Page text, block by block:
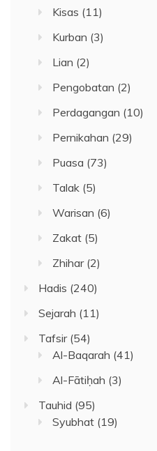
Kisas (11)
Kurban (3)
Lian (2)
Pengobatan (2)
Perdagangan (10)
Pernikahan (29)
Puasa (73)
Talak (5)
Warisan (6)
Zakat (5)
Zhihar(2)
Hadis (240)
Sejarah (11)
Tafsir(54)
Al-Baqarah (41)
Al-Fātiḥah (3)
Tauhid (95)
Syubhat (19)